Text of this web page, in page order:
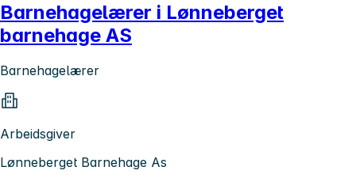
Barnehagelærer i Lønneberget
barnehage AS
Barnehagelærer
Arbeidsgiver
Lønneberget Barnehage As